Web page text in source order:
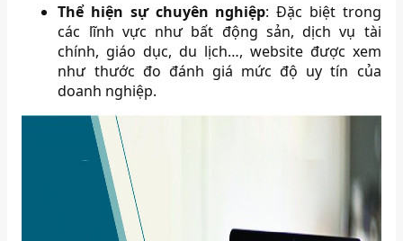
Thể hiện sự chuyên nghiệp: Đặc biệt trong
các lĩnh vực như bất động sản, dịch vụ tài
chính, giáo dục, du lịch…, website được xem
như thước đo đánh giá mức độ uy tín của
doanh nghiệp.